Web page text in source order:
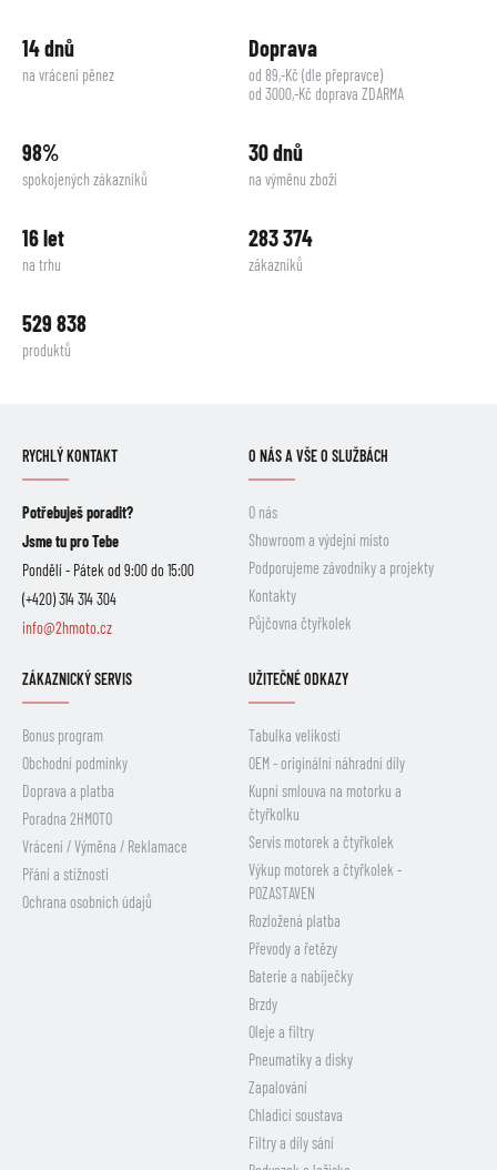
14 dnů
na vrácení pěnez
Doprava
od 89,-Kč (dle přepravce)
od 3000,-Kč doprava ZDARMA
98%
spokojených zákazníků
30 dnů
na výměnu zboží
16 let
na trhu
283 374
zákazníků
529 838
produktů
RYCHLÝ KONTAKT
Potřebuješ poradit?
Jsme tu pro Tebe
Pondělí - Pátek od 9:00 do 15:00
(+420) 314 314 304
info@2hmoto.cz
O NÁS A VŠE O SLUŽBÁCH
O nás
Showroom a výdejní místo
Podporujeme závodníky a projekty
Kontakty
Půjčovna čtyřkolek
ZÁKAZNICKÝ SERVIS
Bonus program
Obchodní podmínky
Doprava a platba
Poradna 2HMOTO
Vrácení / Výměna / Reklamace
Přání a stížnosti
Ochrana osobních údajů
UŽITEČNÉ ODKAZY
Tabulka velikostí
OEM - originální náhradní díly
Kupní smlouva na motorku a
čtyřkolku
Servis motorek a čtyřkolek
Výkup motorek a čtyřkolek -
POZASTAVEN
Rozložená platba
Převody a řetězy
Baterie a nabíječky
Brzdy
Oleje a filtry
Pneumatiky a disky
Zapalování
Chladicí soustava
Filtry a díly sání